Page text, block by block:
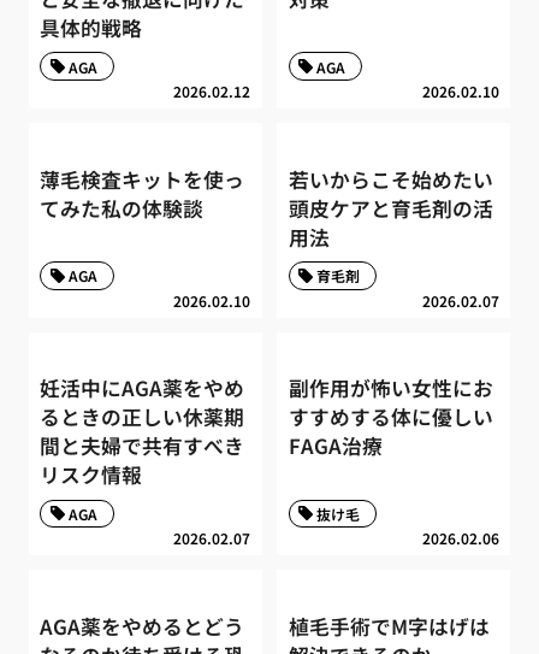
具体的戦略
2026.02.12
AGA
2026.02.10
AGA
薄毛検査キットを使っ
てみた私の体験談
2026.02.10
AGA
若いからこそ始めたい
頭皮ケアと育毛剤の活
用法
2026.02.07
育毛剤
妊活中にAGA薬をやめ
るときの正しい休薬期
間と夫婦で共有すべき
リスク情報
2026.02.07
AGA
副作用が怖い女性にお
すすめする体に優しい
FAGA治療
2026.02.06
抜け毛
AGA薬をやめるとどう
植毛手術でM字はげは